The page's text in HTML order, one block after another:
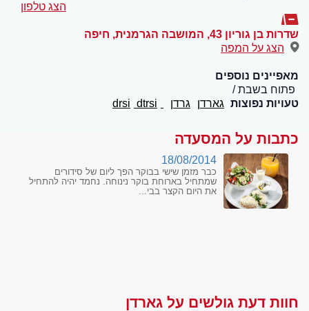
הצג טלפון
שדרות בן גוריון 43, המושבה הגרמנית , חיפה
הצג על המפה
מאפיינים נוספים
פתוח בשבת
טעויות נפוצות גארדן גרדן dtrsi
כתבות על המסעדה
18/08/2014
כבר מזמן שישי בבוקר הפך ליום של סידורים
שמתחיל בארוחת בוקר נינוחה. נחמד יהיה להתחיל
את היום הקצר בבי...
חוות דעת גולשים על גארדן